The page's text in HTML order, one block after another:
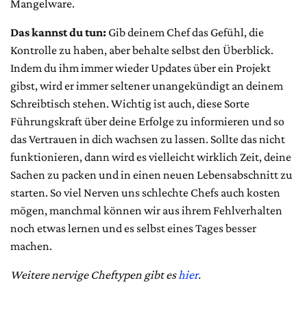
Mangelware.
Das kannst du tun: Gib deinem Chef das Gefühl, die
Kontrolle zu haben, aber behalte selbst den Überblick.
Indem du ihm immer wieder Updates über ein Projekt
gibst, wird er immer seltener unangekündigt an deinem
Schreibtisch stehen. Wichtig ist auch, diese Sorte
Führungskraft über deine Erfolge zu informieren und so
das Vertrauen in dich wachsen zu lassen. Sollte das nicht
funktionieren, dann wird es vielleicht wirklich Zeit, deine
Sachen zu packen und in einen neuen Lebensabschnitt zu
starten. So viel Nerven uns schlechte Chefs auch kosten
mögen, manchmal können wir aus ihrem Fehlverhalten
noch etwas lernen und es selbst eines Tages besser
machen.
Weitere nervige Cheftypen gibt es hier.